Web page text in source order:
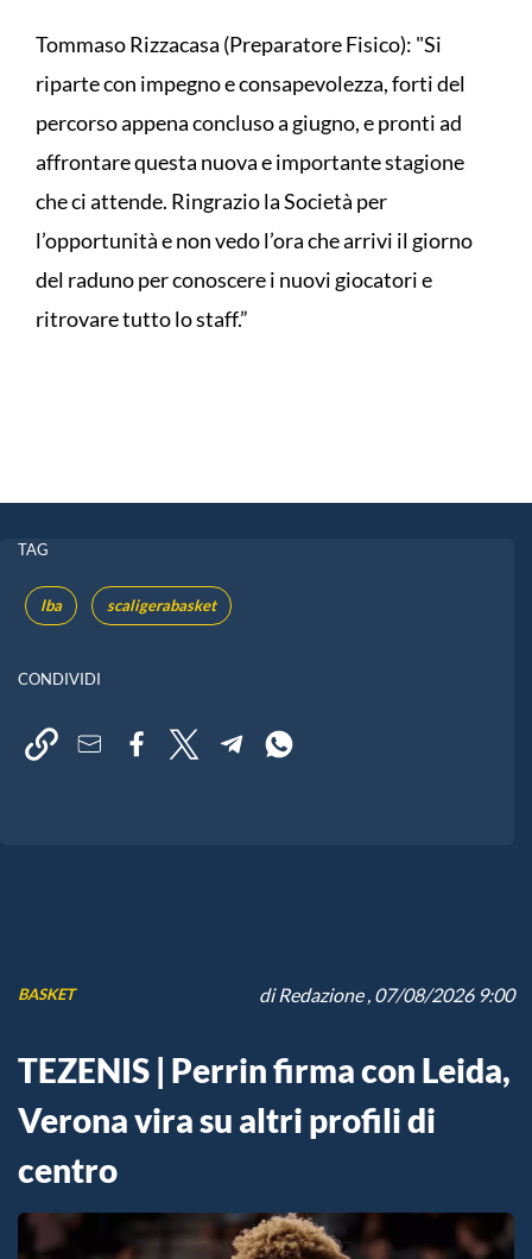
Tommaso Rizzacasa (Preparatore Fisico): "Si
riparte con impegno e consapevolezza, forti del
percorso appena concluso a giugno, e pronti ad
affrontare questa nuova e importante stagione
che ci attende. Ringrazio la Società per
l’opportunità e non vedo l’ora che arrivi il giorno
del raduno per conoscere i nuovi giocatori e
ritrovare tutto lo staff.”
TAG
lba scaligerabasket
CONDIVIDI
BASKET diRedazione, 07/08/2026 9:00
TEZENIS | Perrin firma con Leida,
Verona vira su altri profili di
centro